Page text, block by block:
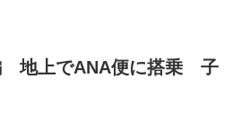
地上でANA便に搭乗 子